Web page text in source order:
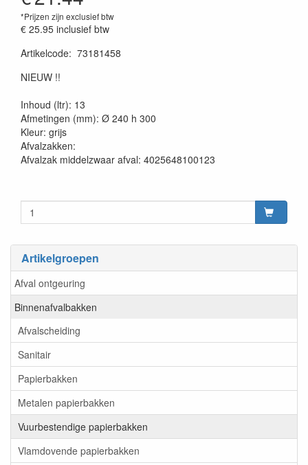
Artikelgroepen
Afval ontgeuring
Binnenafvalbakken
Afvalscheiding
Sanitair
Papierbakken
Metalen papierbakken
Vuurbestendige papierbakken
Vlamdovende papierbakken
*Prijzen zijn exclusief btw
€ 25.95 inclusief btw
Artikelcode: 73181458
NIEUW !!
Inhoud (ltr): 13
Afmetingen (mm): Ø 240 h 300
Kleur: grijs
Afvalzakken:
Afvalzak middelzwaar afval: 4025648100123